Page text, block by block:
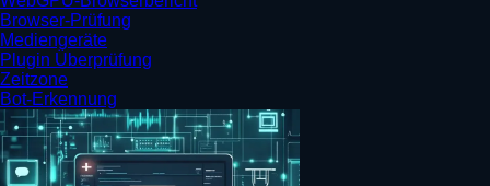
Browser-Prüfung
Mediengeräte
Plugin Überprüfung
Zeitzone
Bot-Erkennung